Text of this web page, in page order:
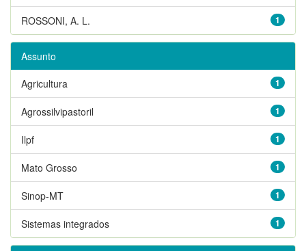
1
ROSSONI, A. L.
Assunto
1
Agricultura
1
Agrossilvipastoril
1
Ilpf
1
Mato Grosso
1
Sinop-MT
1
Sistemas integrados